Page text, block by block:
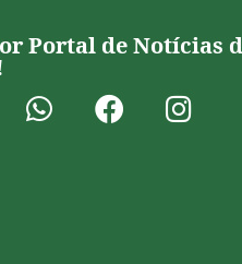
Portal de Notícias